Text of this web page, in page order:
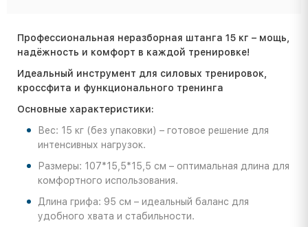
Профессиональная неразборная штанга 15 кг – мощь,
надёжность и комфорт в каждой тренировке!
Идеальный инструмент для силовых тренировок,
кроссфита и функционального тренинга
Основные характеристики:
Вес: 15 кг (без упаковки) – готовое решение для
интенсивных нагрузок.
Размеры: 107*15,5*15,5 см – оптимальная длина для
комфортного использования.
Длина грифа: 95 см – идеальный баланс для
удобного хвата и стабильности.